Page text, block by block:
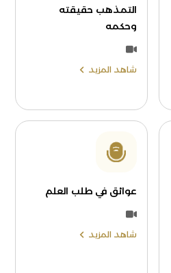
التمذهب حقيقته
وحكمه
شاهد المزيد
عوائق في طلب العلم
شاهد المزيد